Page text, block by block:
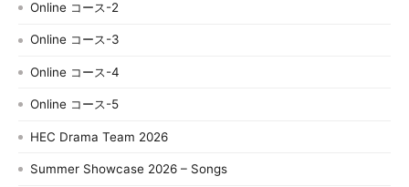
Online コース-2
Online コース-3
Online コース-4
Online コース-5
HEC Drama Team 2026
Summer Showcase 2026 – Songs